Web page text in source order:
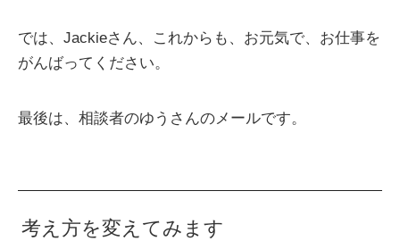
では、Jackieさん、これからも、お元気で、お仕事を
がんばってください。
最後は、相談者のゆうさんのメールです。
考え方を変えてみます